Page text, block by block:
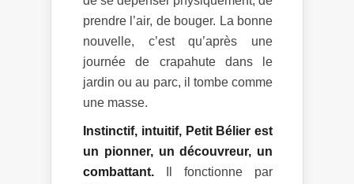
prendre l’air, de bouger. La bonne
nouvelle, c’est qu’après une
journée de crapahute dans le
jardin ou au parc, il tombe comme
une masse.
Instinctif, intuitif, Petit Bélier est
un pionner, un découvreur, un
combattant. Il fonctionne par